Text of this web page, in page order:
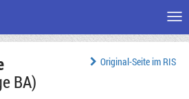
Original-Seite im RIS
BA)